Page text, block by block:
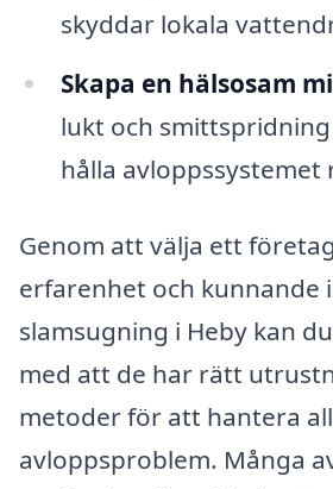
skyddar lokala
Skapa en hälsosam
lukt och
hålla avloppssystemet
Genom att välja ett
erfarenhet och kunnande
slamsugning i Heby kan
med att de har rätt
metoder för att hantera
avloppsproblem. Många